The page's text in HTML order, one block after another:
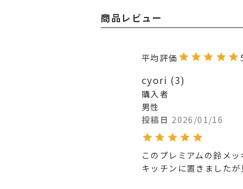
商品レビュー
cyori 3
購入者
男性
投稿日 2026/01/16
このプレミアムの鈴メ
キッチンに置きました